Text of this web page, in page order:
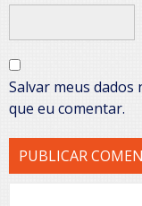
Salvar meus
que eu comentar.